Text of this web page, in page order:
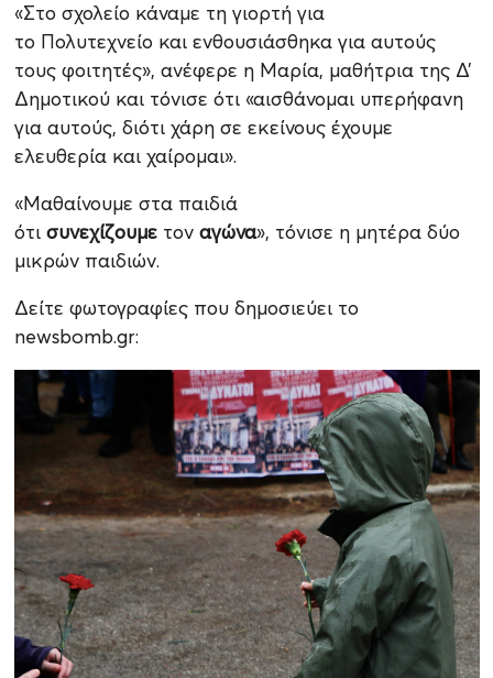
«Στο σχολείο κάναμε τη γιορτή για
το Πολυτεχνείο και ενθουσιάσθηκα για αυτούς
τους φοιτητές», ανέφερε η Μαρία, μαθήτρια της Δ’
Δημοτικού και τόνισε ότι «αισθάνομαι υπερήφανη
για αυτούς, διότι χάρη σε εκείνους έχουμε
ελευθερία και χαίρομαι».
«Μαθαίνουμε στα παιδιά
ότι συνεχίζουμετον αγώνα», τόνισε η μητέρα δύο
μικρών παιδιών.
Δείτε φωτογραφίες που δημοσιεύει το
newsbomb.gr: